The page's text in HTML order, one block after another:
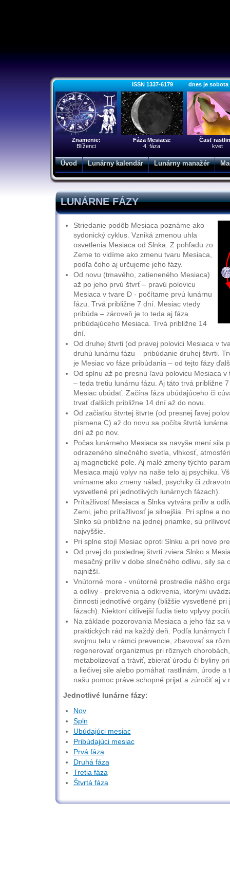
ISSN 1337-6179 dnes je sobota
Znamenie:
Blíženci
Fáza Mesiaca:
4. fáza
Časť
kvet
Úvod Lunárny kalendár Lunárny manažér
LUNÁRNE FÁZY
Striedanie podôb Mesiaca poznáme ako
sydonický cyklus. Vzniká zmenou uhla
osvetlenia Mesiaca od Slnka. Z pohľadu zo
Zeme to vidíme ako zmenu tvaru Mesiaca,
podľa čoho aj určujeme jeho fázy.
Od novu (tmavého, zatieneného Mesiaca)
až po jeho prvú štvrť – pravú polovicu
Mesiaca v tvare D - počítame prvú lunárnu
fázu. Trvá približne 7 dní. Mesiac vtedy
pribúda – zároveň je to teda aj fáza
pribúdajúceho Mesiaca. Trvá približne 14
dní.
Od druhej štvrti (od pravej polovici Mesiaca v
druhú lunárnu fázu – pribúdanie druhej štvrti.
je Mesiac vo fáze pribúdania – od tejto fázy
Od splnu až po presnú ľavú polovicu Mesiaca
– teda tretiu lunárnu fázu. Aj táto trvá približne
Mesiac ubúdať. Začína fáza ubúdajúceho či
trvať ďalších približne 14 dní až do novu.
Od začiatku štvrtej štvrte (od presnej ľavej
písmena C) až do novu sa počíta štvrtá
dní až po nov.
Počas lunárneho Mesiaca sa navyše mení sila
odrazeného slnečného svetla, vlhkosť,
aj magnetické pole. Aj malé zmeny týchto
Mesiaca majú vplyv na naše telo aj psychiku.
vnímame ako zmeny nálad, psychiky či
vysvetlené pri jednotlivých lunárnych fázach).
Príťažlivosť Mesiaca a Slnka vytvára príliv a
Zemi, jeho príťažlivosť je silnejšia. Pri splne a
Slnko sú približne na jednej priamke, sú
najvyššie.
Pri splne stojí Mesiac oproti Slnku a pri nove
Od prvej do poslednej štvrti zviera Slnko s
mesačný príliv v dobe slnečného odlivu, sily sa
najnižší.
Vnútorné more - vnútorné prostredie nášho
a odlivy - prekrvenia a odkrvenia, ktorými
činnosti jednotlivé orgány (bližšie vysvetlené pri
fázach). Niektorí citlivejší ľudia tieto vplyvy
Na základe pozorovania Mesiaca a jeho fáz sa
praktických rád na každý deň. Podľa lunárnych
svojmu telu v rámci prevencie, zbavovať sa
regenerovať organizmus pri rôznych
metabolizovať a tráviť, zbierať úrodu či byliny
a liečivej sile alebo pomáhať rastlinám, úrode a
našu pomoc práve schopné prijať a zúročiť aj v
Jednotlivé lunárne fázy:
Nov
Spln
Ubúdajúci mesiac
Pribúdajúci mesiac
Prvá fáza
Druhá fáza
Tretia fáza
Štvrtá fáza